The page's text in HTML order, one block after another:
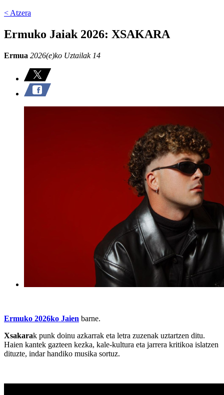
< Atzera
Ermuko Jaiak 2026: XSAKARA
Ermua 2026(e)ko Uztailak 14
Ermuko 2026ko Jaien barne.
Xsakarak punk doinu azkarrak eta letra zuzenak uztartzen ditu.
Haien kantek gazteen kezka, kale-kultura eta jarrera kritikoa islatzen
dituzte, indar handiko musika sortuz.